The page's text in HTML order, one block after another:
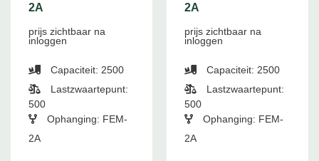
2A
prijs zichtbaar na
inloggen
Capaciteit: 2500
Lastzwaartepunt:
500
Ophanging: FEM-
2A
2A
prijs zichtbaar na
inloggen
Capaciteit: 2500
Lastzwaartepunt:
500
Ophanging: FEM-
2A